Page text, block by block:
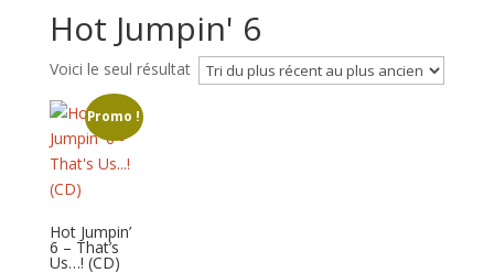
Hot Jumpin' 6
Voici le seul résultat
Promo !
Hot Jumpin’
6 – That’s
Us…! (CD)